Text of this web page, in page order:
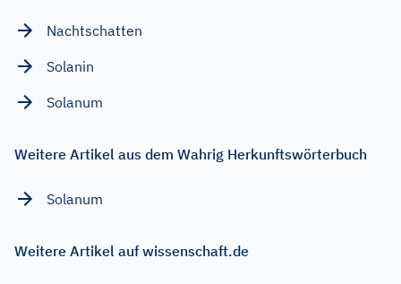
Nachtschatten
Solanin
Solanum
Weitere Artikel aus dem Wahrig Herkunftswörterbuch
Solanum
Weitere Artikel auf wissenschaft.de